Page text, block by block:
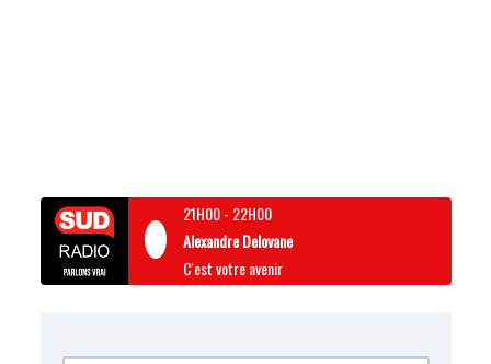
21H00- 22H00
Alexandre Delovane
C'est votre avenir